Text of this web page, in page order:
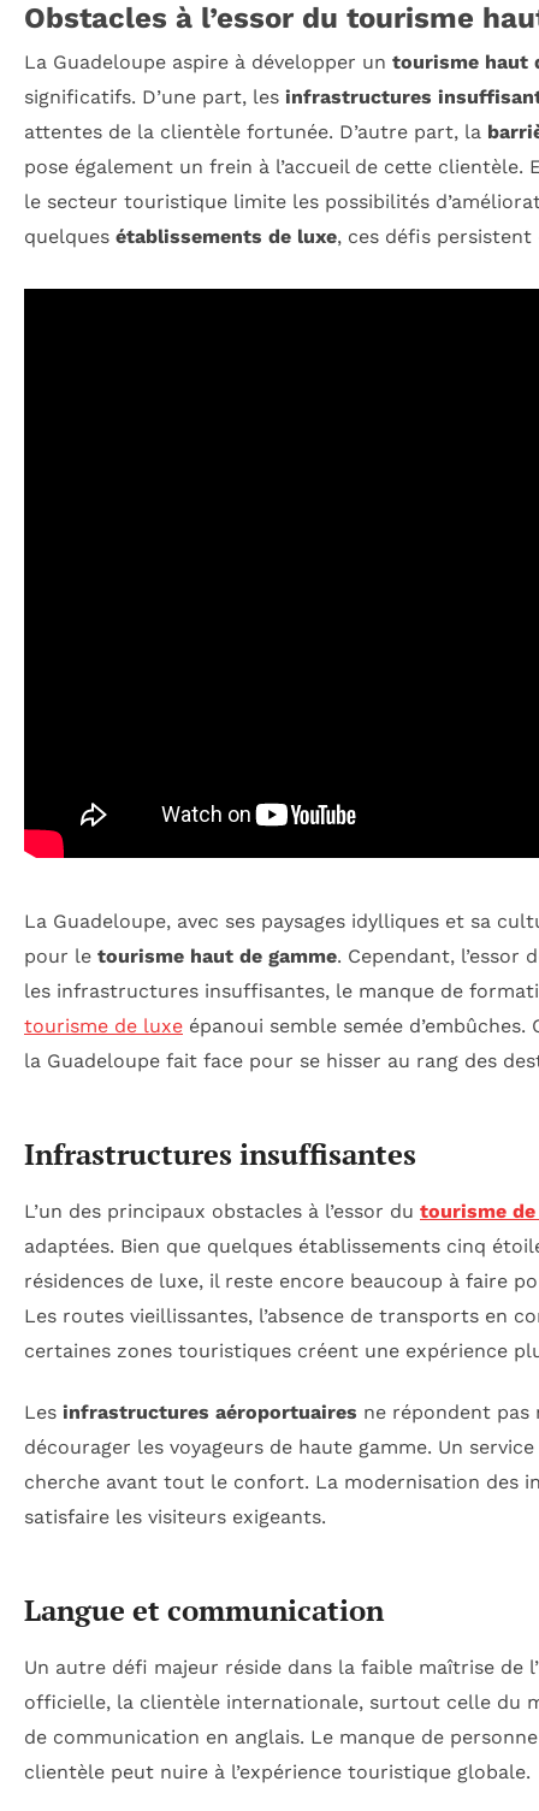
Obstacles à l’essor du tourisme
La Guadeloupe aspire à développer un tourisme haut
significatifs. D’une part, les infrastructures
attentes de la clientèle fortunée. D’autre part, la
pose également un frein à l’accueil de cette clientèle.
le secteur touristique limite les possibilités
quelques établissements de luxe, ces défis
La Guadeloupe, avec ses paysages idylliques et sa
pour le tourisme haut de gamme. Cependant, l’essor
les infrastructures insuffisantes, le manque de
tourisme de luxe épanoui semble semée
la Guadeloupe fait face pour se hisser au rang des
Infrastructures insuffisantes
L’un des principaux obstacles à l’essor du tourisme
adaptées. Bien que quelques établissements cinq
résidences de luxe, il reste encore beaucoup à faire
Les routes vieillissantes, l’absence de transports en
certaines zones touristiques créent une expérience
Les infrastructures aéroportuaires ne répondent
décourager les voyageurs de haute gamme. Un
cherche avant tout le confort. La modernisation des
satisfaire les visiteurs exigeants.
Langue et communication
Un autre défi majeur réside dans la faible maîtrise de l’
officielle, la clientèle internationale, surtout celle du
de communication en anglais. Le manque de
clientèle peut nuire à l’expérience touristique globale.